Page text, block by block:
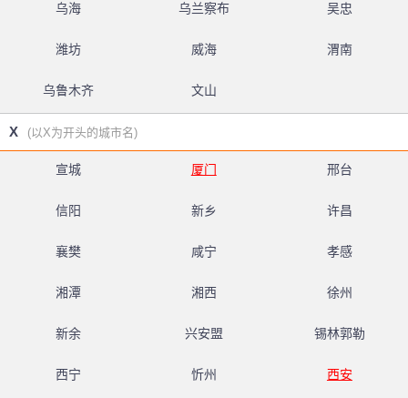
乌海 乌兰察布 吴忠
潍坊 威海 渭南
乌鲁木齐 文山
X (以X为开头的城市名)
宣城 厦门 邢台
信阳 新乡 许昌
襄樊 咸宁 孝感
湘潭 湘西 徐州
新余 兴安盟 锡林郭勒
西宁 忻州 西安